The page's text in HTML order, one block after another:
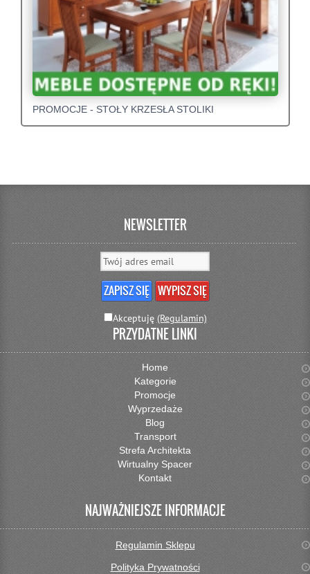
PROMOCJE - STOŁY KRZESŁA STOLIKI
NEWSLETTER
Akceptuję (Regulamin)
PRZYDATNE LINKI
Home
Kategorie
Promocje
Wyprzedaże
Blog
Transport
Strefa Architekta
Wirtualny Spacer
Kontakt
NAJWAŻNIEJSZE INFORMACJE
Regulamin Sklepu
Polityka Prywatności